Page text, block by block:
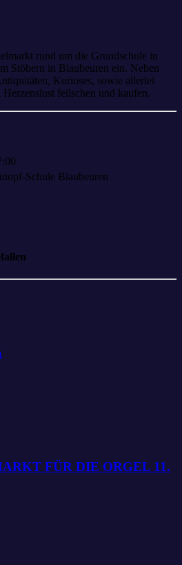
rund um die Grundschule in
Stöbern in Blaubeuren ein. Neben
Kurioses, sowie allerlei
feilschen und kaufen.
Schule Blaubeuren
FÜR DIE ORGEL 11.